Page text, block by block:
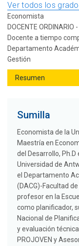
Ver todos los
Economista
DOCENTE ORDINARIO
Docente a tiempo
Departamento
Gestión
Sumilla
Economista de la
Maestría en
del Desarrollo,
Universidad de
el Departamento
(DACG)-Facultad
profesor en la
como planificador,
Nacional de
y evaluación
PROJOVEN y